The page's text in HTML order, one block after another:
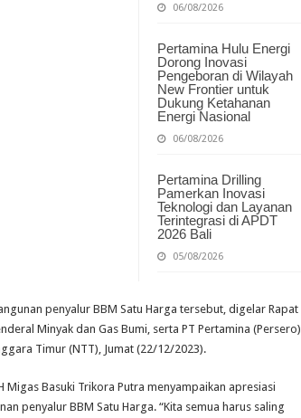
06/08/2026
Pertamina Hulu Energi
Dorong Inovasi
Pengeboran di Wilayah
New Frontier untuk
Dukung Ketahanan
Energi Nasional
06/08/2026
Pertamina Drilling
Pamerkan Inovasi
Teknologi dan Layanan
Terintegrasi di APDT
2026 Bali
05/08/2026
penyalur BBM Satu Harga tersebut, digelar Rapat
Minyak dan Gas Bumi, serta PT Pertamina (Persero)
Timur (NTT), Jumat (22/12/2023).
Basuki Trikora Putra menyampaikan apresiasi
penyalur BBM Satu Harga. “Kita semua harus saling